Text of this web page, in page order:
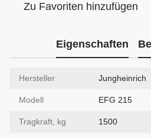
Zu Favoriten hinzufügen
Eigenschaften
Hersteller Jungheinrich
Modell EFG 215
Tragkraft, kg 1500